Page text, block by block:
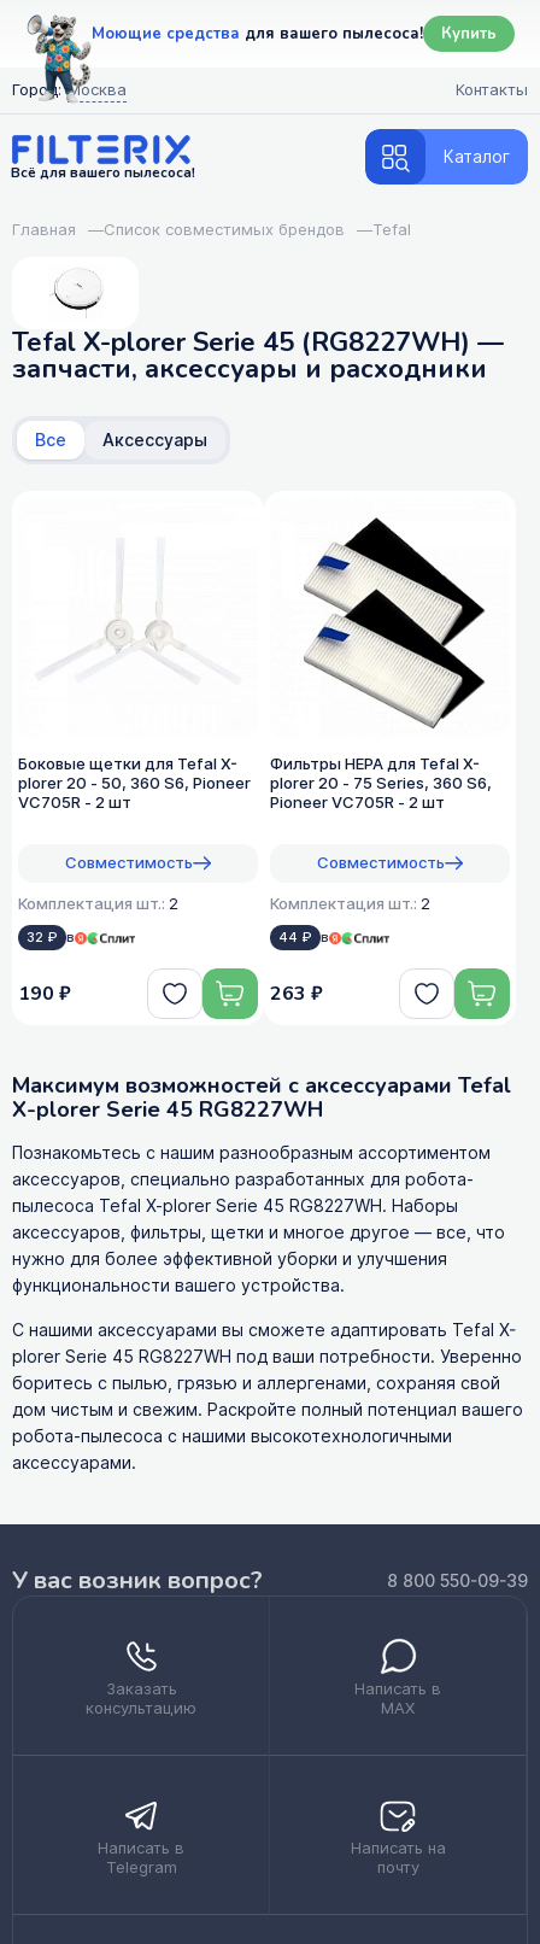
Моющие средства для вашего пылесоса! Купить
Город: Москва Контакты
Всё для вашего пылесоса!
Каталог
Главная —Список совместимых брендов —Tefal
Tefal X-plorer Serie 45 (RG8227WH) —
запчасти, аксессуары и расходники
Все Аксессуары
Боковые щетки для Tefal X-
plorer 20 - 50, 360 S6, Pioneer
VC705R - 2 шт
Совместимость
Комплектация шт.: 2
32 ₽ в
190 ₽
Фильтры HEPA для Tefal X-
plorer 20 - 75 Series, 360 S6,
Pioneer VC705R - 2 шт
Совместимость
Комплектация шт.: 2
44 ₽ в
263 ₽
Максимум возможностей с аксессуарами Tefal
X-plorer Serie 45 RG8227WH
Познакомьтесь с нашим разнообразным ассортиментом
аксессуаров, специально разработанных для робота-
пылесоса Tefal X-plorer Serie 45 RG8227WH. Наборы
аксессуаров, фильтры, щетки и многое другое — все, что
нужно для более эффективной уборки и улучшения
функциональности вашего устройства.
С нашими аксессуарами вы сможете адаптировать Tefal X-
plorer Serie 45 RG8227WH под ваши потребности. Уверенно
боритесь с пылью, грязью и аллергенами, сохраняя свой
дом чистым и свежим. Раскройте полный потенциал вашего
робота-пылесоса с нашими высокотехнологичными
аксессуарами.
У вас возник вопрос? 8 800 550-09-39
Заказать
консультацию
Написать в
MAX
Написать в
Telegram
Написать на
почту